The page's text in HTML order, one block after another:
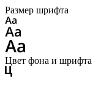
Размер шрифта
Цвет фона и шрифта